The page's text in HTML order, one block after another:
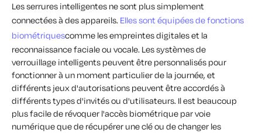
Les serrures intelligentes ne sont plus simplement
connectées à des appareils. Elles sont équipées de fonctions
biométriquescomme les empreintes digitales et la
reconnaissance faciale ou vocale. Les systèmes de
verrouillage intelligents peuvent être personnalisés pour
fonctionner à un moment particulier de la journée, et
différents jeux d'autorisations peuvent être accordés à
différents types d'invités ou d'utilisateurs. Il est beaucoup
plus facile de révoquer l'accès biométrique par voie
numérique que de récupérer une clé ou de changer les